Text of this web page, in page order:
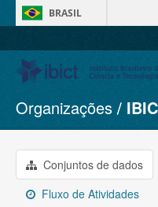
BRASIL
Conjuntos de dados
Organizações
Grupos
Sobre
Organizações
Conjuntos de dados
Fluxo de Atividades